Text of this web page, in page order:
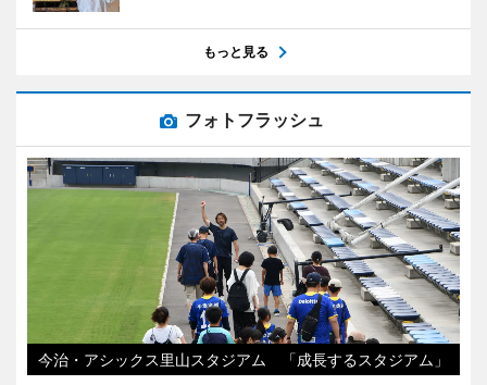
もっと見る
フォトフラッシュ
今治・アシックス里山スタジアム 「成長するスタジアム」